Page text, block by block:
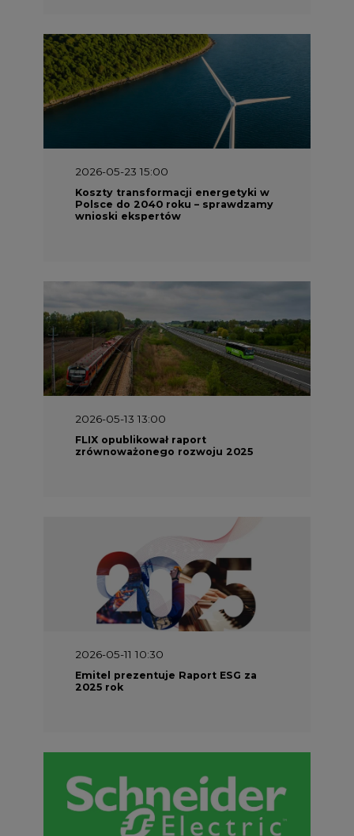
2026-05-23 15:00
Koszty transformacji energetyki w
Polsce do 2040 roku – sprawdzamy
wnioski ekspertów
2026-05-13 13:00
FLIX opublikował raport
zrównoważonego rozwoju 2025
2026-05-11 10:30
Emitel prezentuje Raport ESG za
2025 rok